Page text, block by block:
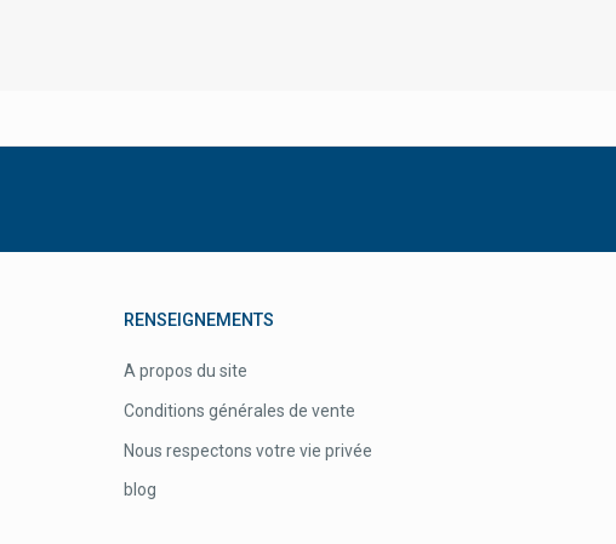
Beiersdorf
Belvital
RENSEIGNEMENTS
A propos du site
Conditions générales de vente
Nous respectons votre vie privée
blog